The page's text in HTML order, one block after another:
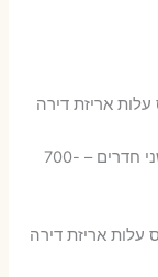
ים 2 חדרים פלוס עלות אריזת דירה
במחיר מבצע 900-1600 ש"ח שירותי אריזת שני חדרים – 700-
ים 3 חדרים פלוס עלות אריזת דירה